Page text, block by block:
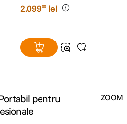
2.09900 lei
pentru
ZOOM